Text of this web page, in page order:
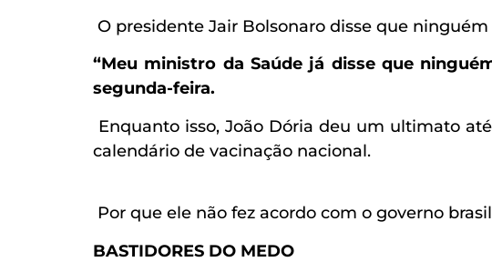
O presidente Jair Bolsonaro disse que
“Meu ministro da Saúde já disse que
segunda-feira.
Enquanto isso, João Dória deu um ultimato
calendário de vacinação nacional.
Por que ele não fez acordo com o governo
BASTIDORES DO MEDO